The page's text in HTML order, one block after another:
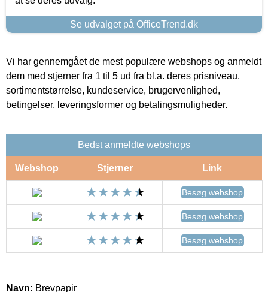
Se udvalget på OfficeTrend.dk
Vi har gennemgået de mest populære webshops og anmeldt
dem med stjerner fra 1 til 5 ud fra bl.a. deres prisniveau,
sortimentstørrelse, kundeservice, brugervenlighed,
betingelser, leveringsformer og betalingsmuligheder.
Bedst anmeldte webshops
Webshop Stjerner Link
Besøg webshop
Besøg webshop
Besøg webshop
Navn: Brevpapir